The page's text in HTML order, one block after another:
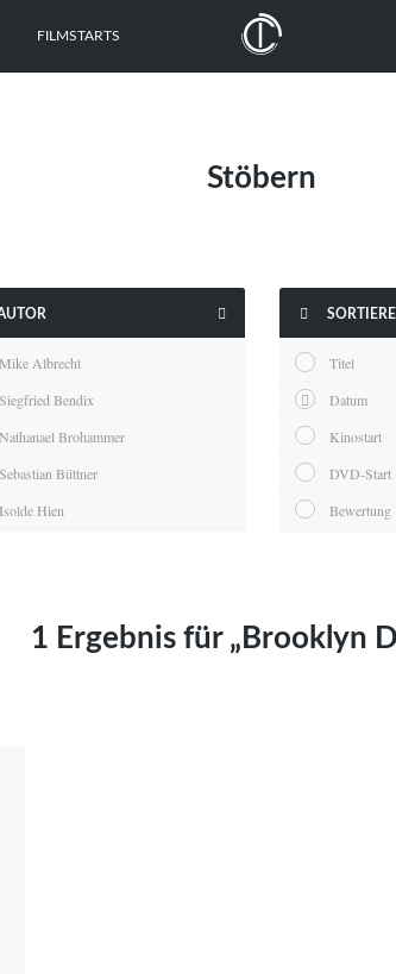
FILMSTARTS
Stöbern

Mike Albrecht
Siegfried Bendix
Nathanael Brohammer
Sebastian Büttner
Isolde Hien
Maximilian Kosing

Titel
Datum
Kinostart
DVD-Start
Bewertung
1 Ergebnis für „Brooklyn